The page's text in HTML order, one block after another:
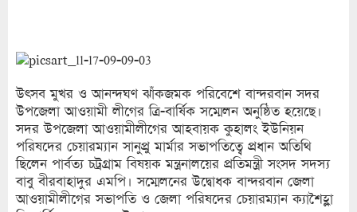
উৎসব মুখর ও আনন্দঘণ ঝাঁকজমক পরিবেশে বান্দরবান সদর
উপজেলা আওয়ামী লীগের ত্রি-বার্ষিক সম্মেলন অনুষ্ঠিত হয়েছে।
সদর উপজেলা আওয়ামীলীগের আহবায়ক কুহালং ইউনিয়ন
পরিষদের চেয়ারম্যান সানুপ্রু মার্মার সভাপতিত্বে প্রধান অতিথি
ছিলেন পার্বত্য চট্রগ্রাম বিষয়ক মন্ত্রনালয়ের প্রতিমন্ত্রী সংসদ সদস্য
বাবু বীরবাহাদুর এমপি। সম্মেলনের উদ্বোধক বান্দরবান জেলা
আওয়ামীলীগের সভাপতি ও জেলা পরিষদের চেয়ারম্যান ক্যাশৈহ্লা